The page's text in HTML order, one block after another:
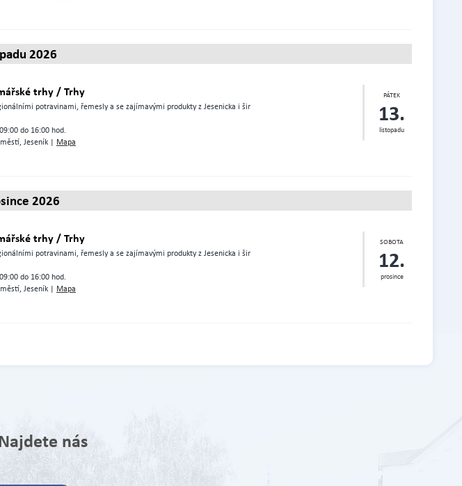
2026
PÁTEK
13.
listopadu
trhy / Trhy
potravinami, řemesly a se zajímavými produkty z Jesenicka i šir
do 16:00 hod.
Jeseník | Mapa
2026
SOBOTA
12.
prosince
trhy / Trhy
potravinami, řemesly a se zajímavými produkty z Jesenicka i šir
do 16:00 hod.
Jeseník | Mapa
nás